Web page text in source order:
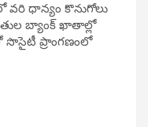
ధాన్యం కొనుగోలు
బ్యాంక్ ఖాతాల్లో
సొసైటీ ప్రాంగణంలో